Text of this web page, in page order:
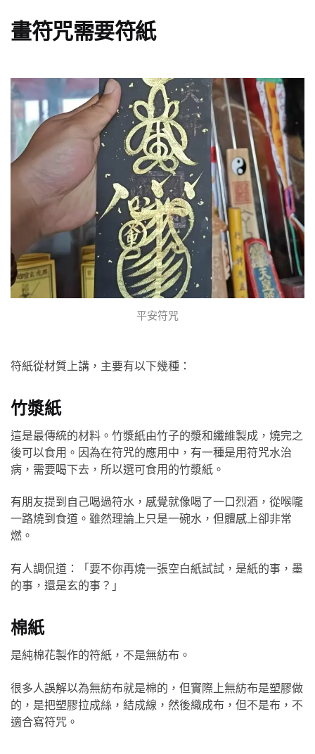
畫符咒需要符紙
平安符咒
符紙從材質上講，主要有以下幾種：
竹漿紙
這是最傳統的材料。竹漿紙由竹子的漿和纖維製成，燒完之
後可以食用。因為在符咒的應用中，有一種是用符咒水治
病，需要喝下去，所以選可食用的竹漿紙。
有朋友提到自己喝過符水，感覺就像喝了一口烈酒，從喉嚨
一路燒到食道。雖然理論上只是一碗水，但體感上卻非常
燃。
有人調侃道：「要不你再燒一張空白紙試試，是紙的事，墨
的事，還是玄的事？」
棉紙
是純棉花製作的符紙，不是無紡布。
很多人誤解以為無紡布就是棉的，但實際上無紡布是塑膠做
的，是把塑膠拉成絲，結成線，然後織成布，但不是布，不
適合寫符咒。